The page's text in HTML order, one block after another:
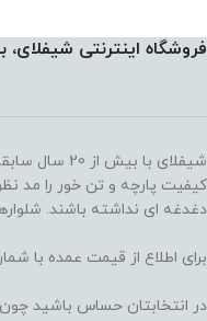
فروشگاه اینترنتی
شیفلای با
کیفیت پارچه و تن خور را مد
دغدغه ای نداشته باشند.
برای اطلاع از قیمت عمده با شماره 09127019806 تماس
در انتخابتان حساس باشید